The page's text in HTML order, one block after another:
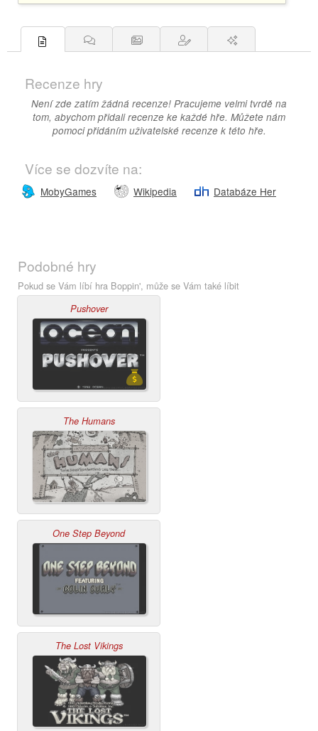
Recenze hry
Není zde zatím žádná recenze! Pracujeme velmi tvrdě na
tom, abychom přidali recenze ke každé hře. Můžete nám
pomoci přidáním uživatelské recenze k této hře.
Více se dozvíte na:
MobyGames Wikipedia Databáze Her
Podobné hry
Pokud se Vám líbí hra Boppin', může se Vám také líbit
Pushover
The Humans
One Step Beyond
The Lost Vikings